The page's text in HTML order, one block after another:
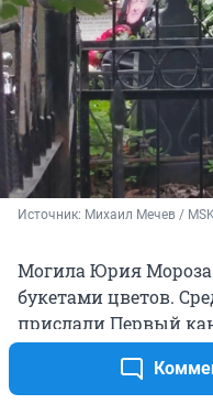
Источник: Михаил Мечев /
Могила Юрия
букетами цветов.
прислали Первый
Медиа». «С глубокой
гласит надпись на